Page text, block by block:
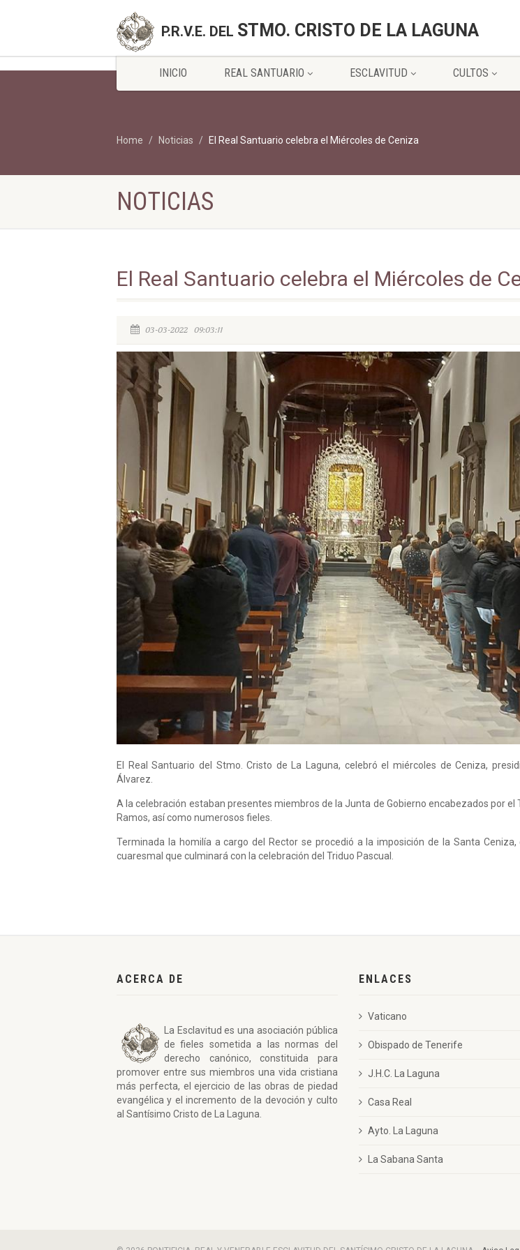
P.R.V.E. DEL STMO. CRISTO DE LA LAGUNA
INICIO REAL SANTUARIO ESCLAVITUD CULTOS
Home Noticias El Real Santuario celebra el Miércoles de Ceniza
NOTICIAS
El Real Santuario celebra el Miércoles de
03-03-2022 09:03:11
El Real Santuario del Stmo. Cristo de La Laguna, celebró el miércoles de Ceniza,
Álvarez.
A la celebración estaban presentes miembros de la Junta de Gobierno encabezados por el
Ramos, así como numerosos fieles.
Terminada la homilía a cargo del Rector se procedió a la imposición de la Santa
cuaresmal que culminará con la celebración del Triduo Pascual.
ACERCA DE
La Esclavitud es una asociación pública
de fieles sometida a las normas del
derecho canónico, constituida para
promover entre sus miembros una vida cristiana
más perfecta, el ejercicio de las obras de piedad
evangélica y el incremento de la devoción y culto
al Santísimo Cristo de La Laguna.
ENLACES
Vaticano
Obispado de Tenerife
J.H.C. La Laguna
Casa Real
Ayto. La Laguna
La Sabana Santa